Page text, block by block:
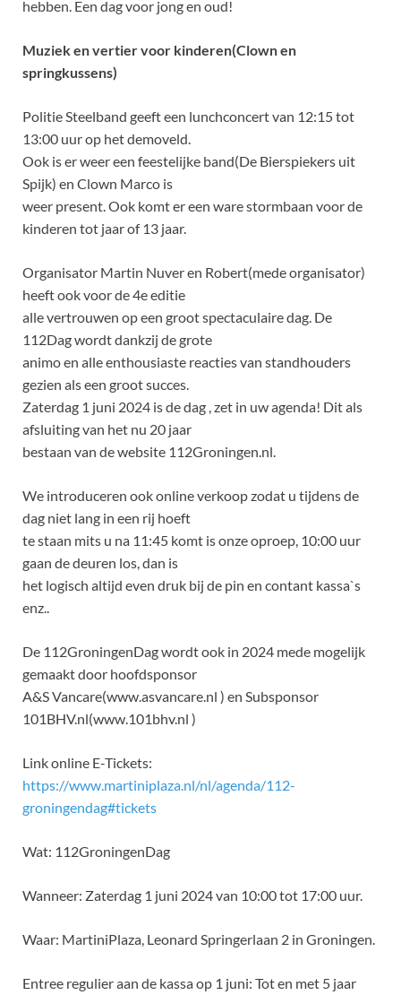
hebben. Een dag voor jong en oud!
Muziek en vertier voor kinderen(Clown en
springkussens)
Politie Steelband geeft een lunchconcert van 12:15 tot
13:00 uur op het demoveld.
Ook is er weer een feestelijke band(De Bierspiekers uit
Spijk) en Clown Marco is
weer present. Ook komt er een ware stormbaan voor de
kinderen tot jaar of 13 jaar.
Organisator Martin Nuver en Robert(mede organisator)
heeft ook voor de 4e editie
alle vertrouwen op een groot spectaculaire dag. De
112Dag wordt dankzij de grote
animo en alle enthousiaste reacties van standhouders
gezien als een groot succes.
Zaterdag 1 juni 2024 is de dag , zet in uw agenda! Dit als
afsluiting van het nu 20 jaar
bestaan van de website 112Groningen.nl.
We introduceren ook online verkoop zodat u tijdens de
dag niet lang in een rij hoeft
te staan mits u na 11:45 komt is onze oproep, 10:00 uur
gaan de deuren los, dan is
het logisch altijd even druk bij de pin en contant kassa`s
enz..
De 112GroningenDag wordt ook in 2024 mede mogelijk
gemaakt door hoofdsponsor
A&S Vancare(www.asvancare.nl ) en Subsponsor
101BHV.nl(www.101bhv.nl )
Link online E-Tickets:
https://www.martiniplaza.nl/nl/agenda/112-
groningendag#tickets
Wat: 112GroningenDag
Wanneer: Zaterdag 1 juni 2024 van 10:00 tot 17:00 uur.
Waar: MartiniPlaza, Leonard Springerlaan 2 in Groningen.
Entree regulier aan de kassa op 1 juni: Tot en met 5 jaar